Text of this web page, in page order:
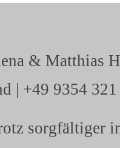
& Matthias
| +49 9354
sorgfältiger